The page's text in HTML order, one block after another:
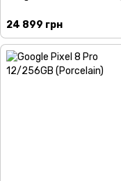
24 899 грн